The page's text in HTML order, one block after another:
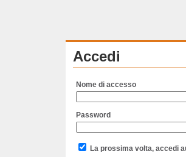
Accedi
Nome di accesso
Password
La prossima volta, accedi